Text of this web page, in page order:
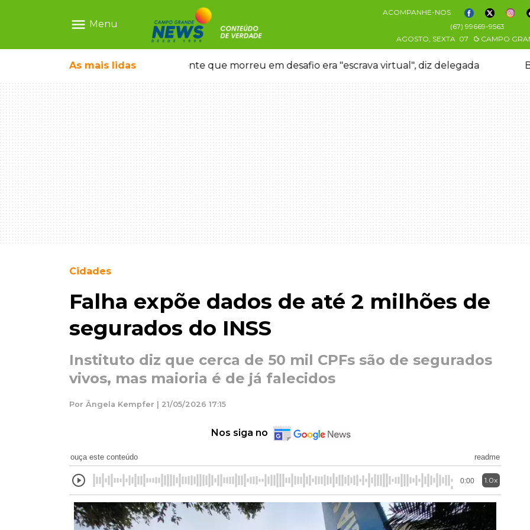
menu Menu
ACOMPANHE-NOS
(67) 99669-9563
AGOSTO, SEXTA 07 CAMPO
As mais lidas
virtual", diz delegada
Cidades
Falha expõe dados de até 2 milhões de
segurados do INSS
Instituto diz que cerca de 50 mil CPFs são de segurados
vivos, mas maioria é de já falecidos
Por Ângela Kempfer | 21/05/2026 17:15
Nos siga no
ouça este conteúdo readme
0:00 1.0x